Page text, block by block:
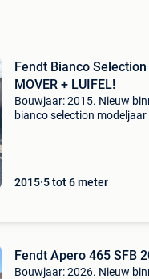
Fendt Bianco
MOVER + LUIFEL!
Bouwjaar: 2015. Nieuw
bianco selection
2015 5 tot 6 meter
Fendt Apero 465 SFB
Bouwjaar: 2026. Nieuw